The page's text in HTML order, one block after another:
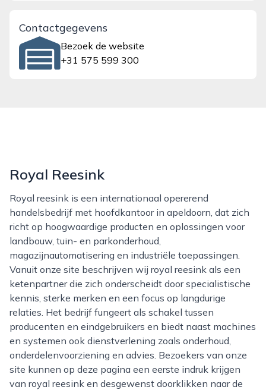
Contactgegevens
Bezoek de website
+31 575 599 300
Royal Reesink
Royal reesink is een internationaal opererend
handelsbedrijf met hoofdkantoor in apeldoorn, dat zich
richt op hoogwaardige producten en oplossingen voor
landbouw, tuin- en parkonderhoud,
magazijnautomatisering en industriële toepassingen.
Vanuit onze site beschrijven wij royal reesink als een
ketenpartner die zich onderscheidt door specialistische
kennis, sterke merken en een focus op langdurige
relaties. Het bedrijf fungeert als schakel tussen
producenten en eindgebruikers en biedt naast machines
en systemen ook dienstverlening zoals onderhoud,
onderdelenvoorziening en advies. Bezoekers van onze
site kunnen op deze pagina een eerste indruk krijgen
van royal reesink en desgewenst doorklikken naar de